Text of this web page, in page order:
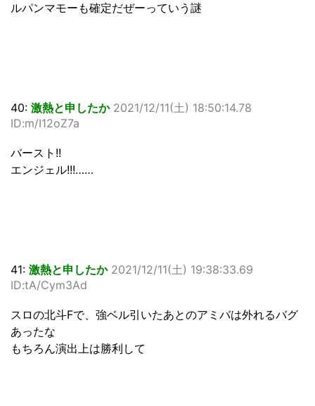
ルパンマモーも確定だぜーっていう謎
40: 激熱と申したか 2021/12/11(土) 18:50:14.78
ID:m/I12oZ7a
バースト!!
エンジェル!!!……
41: 激熱と申したか 2021/12/11(土) 19:38:33.69
ID:tA/Cym3Ad
スロの北斗Fで、強ベル引いたあとのアミバは外れるバグ
あったな
もちろん演出上は勝利して